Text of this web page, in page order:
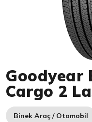
Goodyear
Cargo 2
Binek Araç / Otomobil